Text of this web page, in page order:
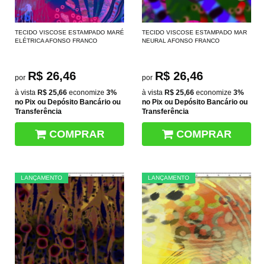
TECIDO VISCOSE ESTAMPADO MARÉ
ELÉTRICA AFONSO FRANCO
por R$ 26,46
à vista R$ 25,66 economize 3%
no Pix ou Depósito Bancário ou
Transferência
COMPRAR
TECIDO VISCOSE ESTAMPADO MAR
NEURAL AFONSO FRANCO
por R$ 26,46
à vista R$ 25,66 economize 3%
no Pix ou Depósito Bancário ou
Transferência
COMPRAR
LANÇAMENTO LANÇAMENTO